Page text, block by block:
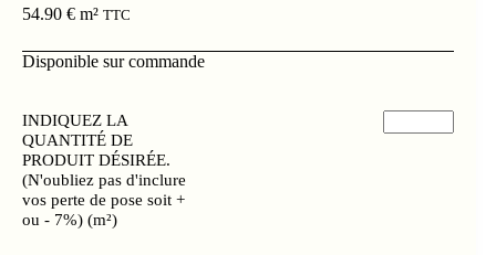
54.90 € m² TTC
Disponible sur commande
INDIQUEZ LA
QUANTITÉ DE
PRODUIT DÉSIRÉE.
(N'oubliez pas d'inclure
vos perte de pose soit +
ou - 7%) (m²)